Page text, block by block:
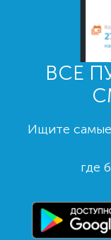
ВСЕ
Ищите самые
где